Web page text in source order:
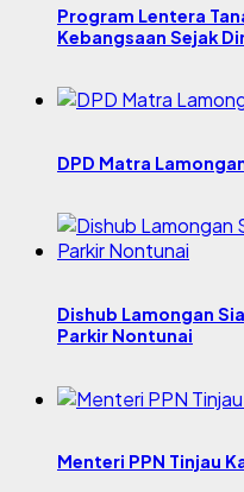
Program Lentera
Kebangsaan Sejak
DPD Matra
Dishub Lamongan
Parkir Nontunai
Menteri PPN Tinjau